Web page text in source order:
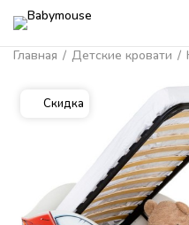
Главная / Детские кровати /
Скидка